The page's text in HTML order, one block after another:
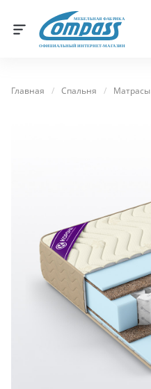
МЕБЕЛЬНАЯ ФАБРИКА
ОФИЦИАЛЬНЫЙ ИНТЕРНЕТ-МАГАЗИН
Главная / Спальня / Матрасы